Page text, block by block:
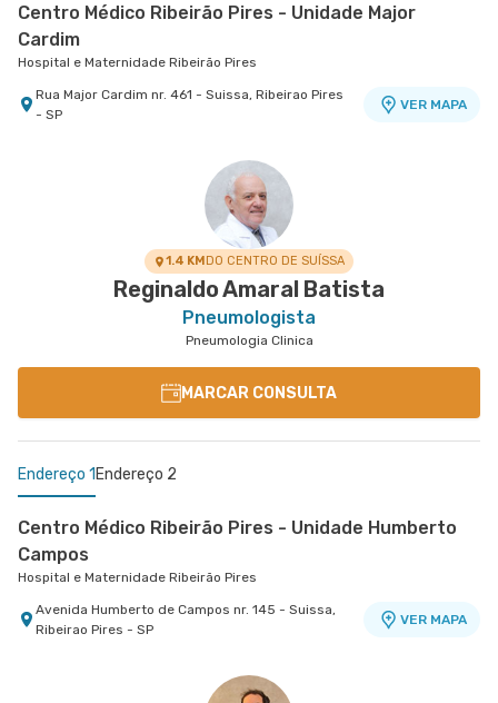
Centro Médico Ribeirão Pires - Unidade Major
Cardim
Hospital e Maternidade Ribeirão Pires
Rua Major Cardim nr. 461 - Suissa, Ribeirao Pires
- SP
VER MAPA
Rua Santos Dumont nr. 139 - Vila Bocaina, Maua -
1.4 KMDO CENTRO DE SUÍSSA
Reginaldo Amaral Batista
Pneumologista
Pneumologia Clinica
MARCAR CONSULTA
Endereço 1 Endereço 2
Centro Médico Ribeirão Pires - Unidade Humberto
Campos
Hospital e Maternidade Ribeirão Pires
Avenida Humberto de Campos nr. 145 - Suissa,
Ribeirao Pires - SP
VER MAPA